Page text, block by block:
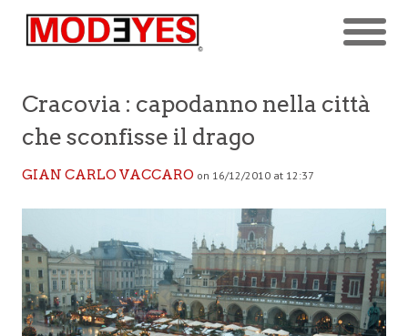
Cracovia : capodanno nella città
che sconfisse il drago
GIAN CARLO VACCARO on 16/12/2010 at 12:37